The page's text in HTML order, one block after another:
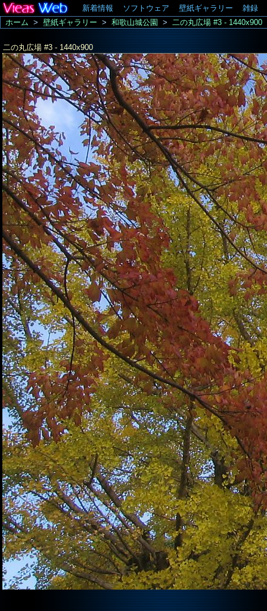
新着情報 ソフトウェア 壁紙ギャラリー 雑録
二の丸広場 #3 - 1440x900
ホーム > 壁紙ギャラリー > 和歌山城公園 > 二の丸広場 #3 - 1440x900